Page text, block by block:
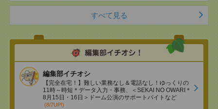
すべて見る
編集部イチオシ
【完全在宅！】難しい業務なし＆電話なし！ゆっくりの
11時～時短＊データ入力・事務、＜SEKAI NO OWARI＊
8月15日・16日＞ドーム公演のサポートバイトなど
(8/7UP!)